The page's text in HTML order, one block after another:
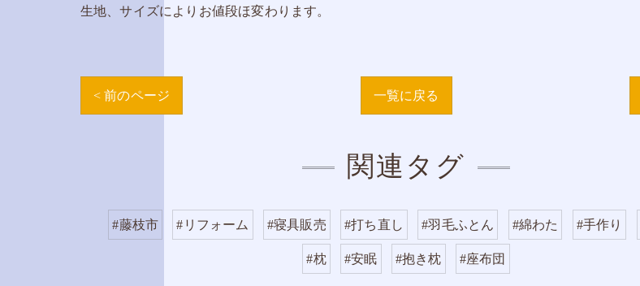
生地、サイズによりお値段ほ変わります。
< 前のページ 一覧に戻る
関連タグ
#藤枝市 #リフォーム #寝具販売 #打ち直し #羽毛ふとん #綿わた #手作り
#枕 #安眠 #抱き枕 #座布団